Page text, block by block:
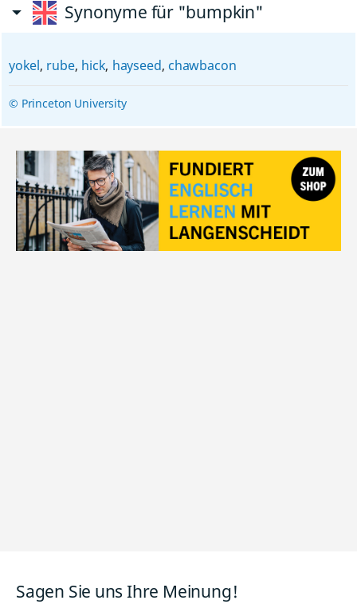
Synonyme für "bumpkin"
yokel, rube, hick, hayseed, chawbacon
© Princeton University
Sagen Sie uns Ihre Meinung!